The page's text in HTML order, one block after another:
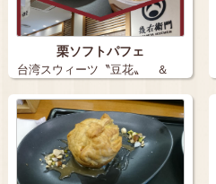
栗ソフトパフェ
台湾スウィーツ〝豆花〟 ＆
不動の定…